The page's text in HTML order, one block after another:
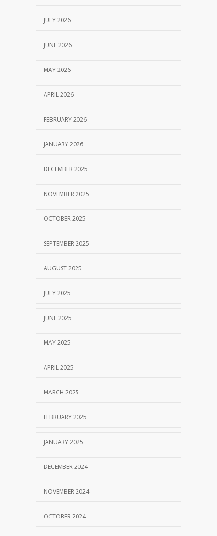
JULY 2026
JUNE 2026
MAY 2026
APRIL 2026
FEBRUARY 2026
JANUARY 2026
DECEMBER 2025
NOVEMBER 2025
OCTOBER 2025
SEPTEMBER 2025
AUGUST 2025
JULY 2025
JUNE 2025
MAY 2025
APRIL 2025
MARCH 2025
FEBRUARY 2025
JANUARY 2025
DECEMBER 2024
NOVEMBER 2024
OCTOBER 2024